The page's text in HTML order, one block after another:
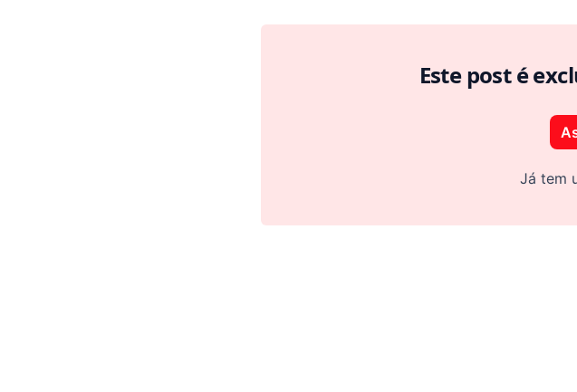
Este post é
Já tem